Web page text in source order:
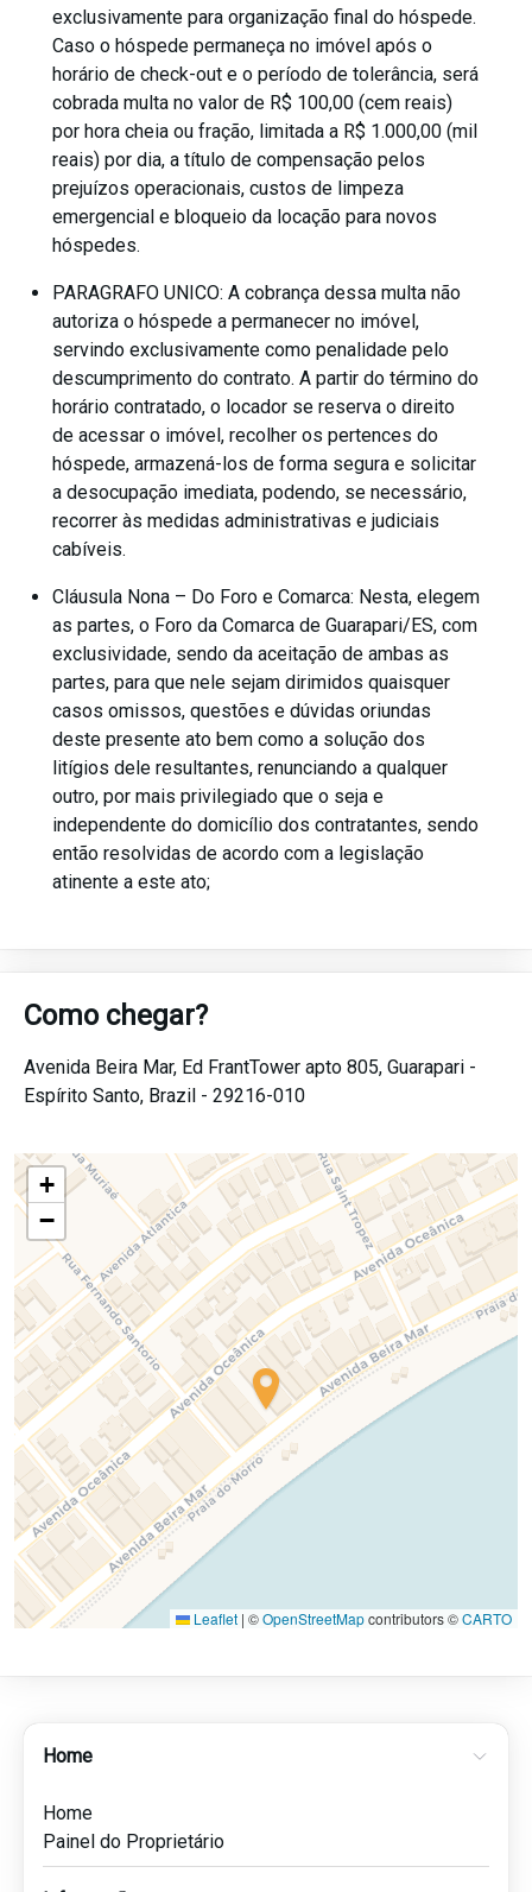
exclusivamente para organização final do hóspede.
Caso o hóspede permaneça no imóvel após o
horário de check-out e o período de tolerância, será
cobrada multa no valor de R$ 100,00 (cem reais)
por hora cheia ou fração, limitada a R$ 1.000,00 (mil
reais) por dia, a título de compensação pelos
prejuízos operacionais, custos de limpeza
emergencial e bloqueio da locação para novos
hóspedes.
PARAGRAFO UNICO: A cobrança dessa multa não
autoriza o hóspede a permanecer no imóvel,
servindo exclusivamente como penalidade pelo
descumprimento do contrato. A partir do término do
horário contratado, o locador se reserva o direito
de acessar o imóvel, recolher os pertences do
hóspede, armazená-los de forma segura e solicitar
a desocupação imediata, podendo, se necessário,
recorrer às medidas administrativas e judiciais
cabíveis.
Cláusula Nona – Do Foro e Comarca: Nesta, elegem
as partes, o Foro da Comarca de Guarapari/ES, com
exclusividade, sendo da aceitação de ambas as
partes, para que nele sejam dirimidos quaisquer
casos omissos, questões e dúvidas oriundas
deste presente ato bem como a solução dos
litígios dele resultantes, renunciando a qualquer
outro, por mais privilegiado que o seja e
independente do domicílio dos contratantes, sendo
então resolvidas de acordo com a legislação
atinente a este ato;
Como chegar?
Avenida Beira Mar, Ed FrantTower apto 805, Guarapari -
Espírito Santo, Brazil - 29216-010
+
−
Leaflet | ©OpenStreetMapcontributors ©CARTO
Home
Home
Painel do Proprietário